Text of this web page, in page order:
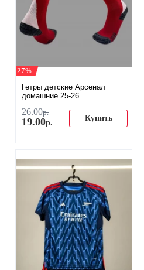
-27%
Гетры детские Арсенал
домашние 25-26
26.00р.
19.00р. Купить